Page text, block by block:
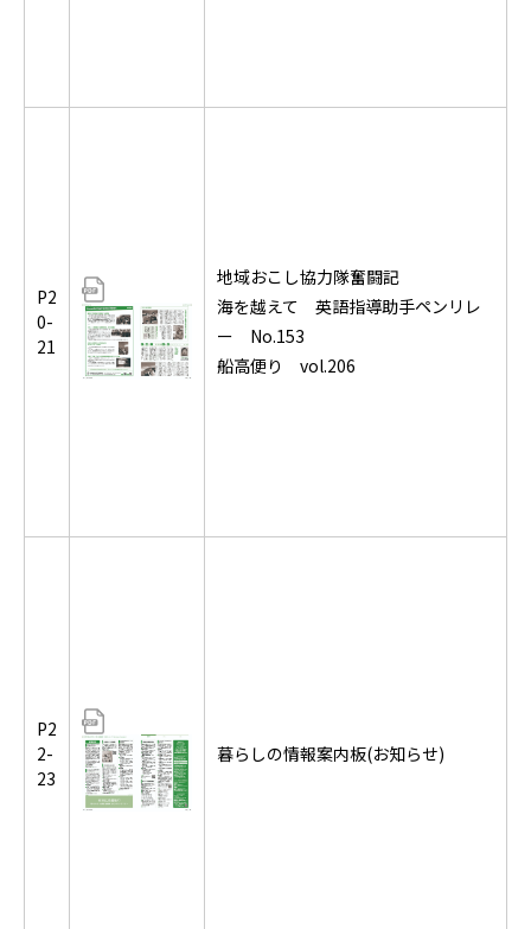
P2
0-
21
地域おこし協力隊奮闘記
海を越えて 英語指導助手ペンリレ
ー No.153
船高便り vol.206
P2
2-
23
暮らしの情報案内板(お知らせ)